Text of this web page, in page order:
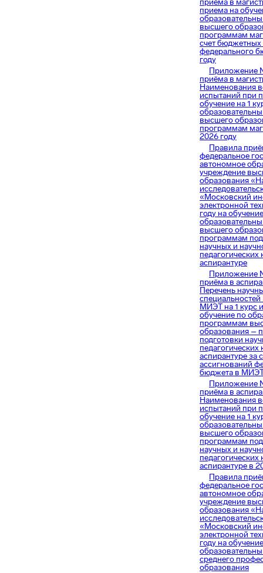
приёма в
приема на
высшего
программам
счет бюджетных
федерального
году
Приложение
приёма в
Наименования
испытаний при
обучение на 1
высшего
программам
2026 году
Правила
федеральное
автономное
учреждение
образования
«Московский
электронной
году на
высшего
программам
научных и
педагогических
аспирантуре
Приложение
приёма в
Перечень
МИЭТ на 1 курс
обучение по
программам
образования –
подготовки
педагогических
аспирантуре за
ассигнований
бюджета в МИЭТ
Приложение
приёма в
Наименования
испытаний при
обучение на 1
высшего
программам
научных и
педагогических
аспирантуре в
Правила
федеральное
автономное
учреждение
образования
«Московский
электронной
году на
среднего
образования